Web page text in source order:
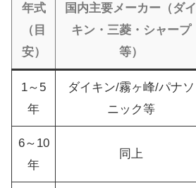
年式
（目
安）
国内主要メーカー（ダイ
キン・三菱・シャープ
等）
1～5
年
ダイキン/霧ヶ峰/パナソ
ニック等
6～10
年
同上